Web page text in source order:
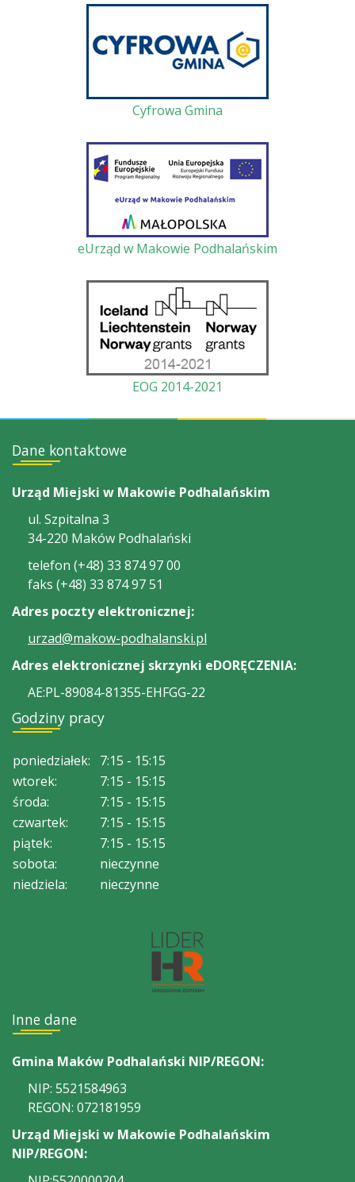
Cyfrowa Gmina
eUrząd w Makowie Podhalańskim
EOG 2014-2021
Dane kontaktowe
Urząd Miejski w Makowie Podhalańskim
ul. Szpitalna 3
34-220 Maków Podhalański
telefon (+48) 33 874 97 00
faks (+48) 33 874 97 51
Adres poczty elektronicznej:
urzad@makow-podhalanski.pl
Adres elektronicznej skrzynki eDORĘCZENIA:
AE:PL-89084-81355-EHFGG-22
Godziny pracy
poniedziałek:
7:15 - 15:15
wtorek:
7:15 - 15:15
środa:
7:15 - 15:15
czwartek:
7:15 - 15:15
piątek:
7:15 - 15:15
sobota:
nieczynne
niedziela:
nieczynne
Inne dane
Gmina Maków Podhalański NIP/REGON:
NIP: 5521584963
REGON: 072181959
Urząd Miejski w Makowie Podhalańskim
NIP/REGON: